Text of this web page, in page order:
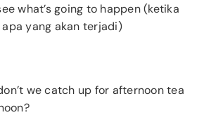
what’s going to happen (ketika
yang akan terjadi)
we catch up for afternoon tea